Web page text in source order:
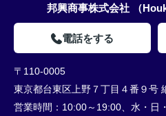
邦興商事株式会社 （
電話をする
〒110-0005
東京都台東区上野７丁目４番９号
営業時間： 10:00～19:00、水・日